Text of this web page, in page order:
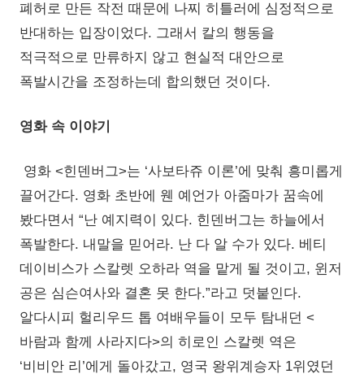
폐허로 만든 작전 때문에 나찌 히틀러에 심정적으로
반대하는 입장이었다. 그래서 칼의 행동을
적극적으로 만류하지 않고 현실적 대안으로
폭발시간을 조정하는데 합의했던 것이다.
영화 속 이야기
영화 <힌덴버그>는 ‘사보타쥬 이론’에 맞춰 흥미롭게
끌어간다. 영화 초반에 웬 예언가 아줌마가 꿈속에
봤다면서 “난 예지력이 있다. 힌덴버그는 하늘에서
폭발한다. 내말을 믿어라. 난 다 알 수가 있다. 베티
데이비스가 스칼렛 오하라 역을 맡게 될 것이고, 윈저
공은 심슨여사와 결혼 못 한다.”라고 덧붙인다.
알다시피 헐리우드 톱 여배우들이 모두 탐내던 <
바람과 함께 사라지다>의 히로인 스칼렛 역은
‘비비안 리’에게 돌아갔고, 영국 왕위계승자 1위였던